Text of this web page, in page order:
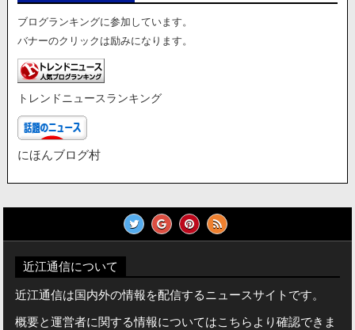
ブログランキングに参加しています。
バナーのクリックは励みになります。
トレンドニュースランキング
にほんブログ村
近江通信について
近江通信は国内外の情報を配信するニュースサイトです。
概要と運営者に関する情報についてはこちらより確認できま